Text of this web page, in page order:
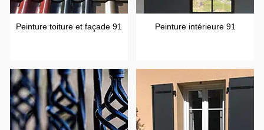
Peinture toiture et façade 91 Peinture intérieure 91